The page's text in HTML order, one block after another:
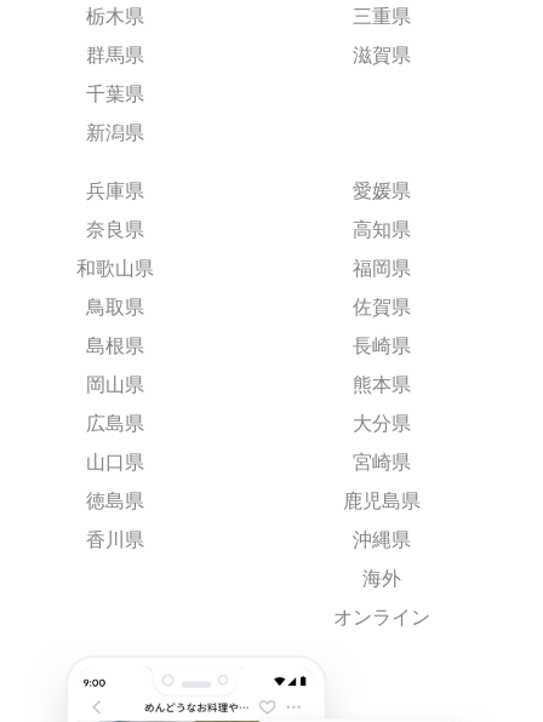
栃木県
群馬県
千葉県
新潟県
三重県
滋賀県
兵庫県
奈良県
和歌山県
鳥取県
島根県
岡山県
広島県
山口県
徳島県
香川県
愛媛県
高知県
福岡県
佐賀県
長崎県
熊本県
大分県
宮崎県
鹿児島県
沖縄県
海外
オンライン